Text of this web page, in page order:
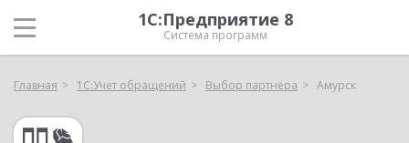
1С:Предприятие 8
Система программ
Главная 1С:Учет обращений Выбор партнёра Амурск